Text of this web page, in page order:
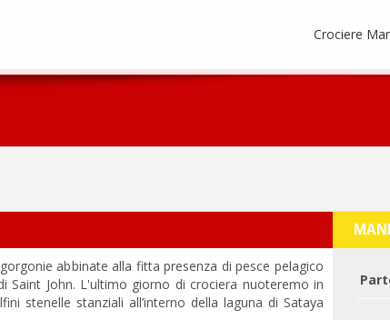
Crociere
abbinate alla fitta presenza di pesce pelagico
Saint John. L'ultimo giorno di crociera nuoteremo in
stenelle stanziali all’interno della laguna di Sataya